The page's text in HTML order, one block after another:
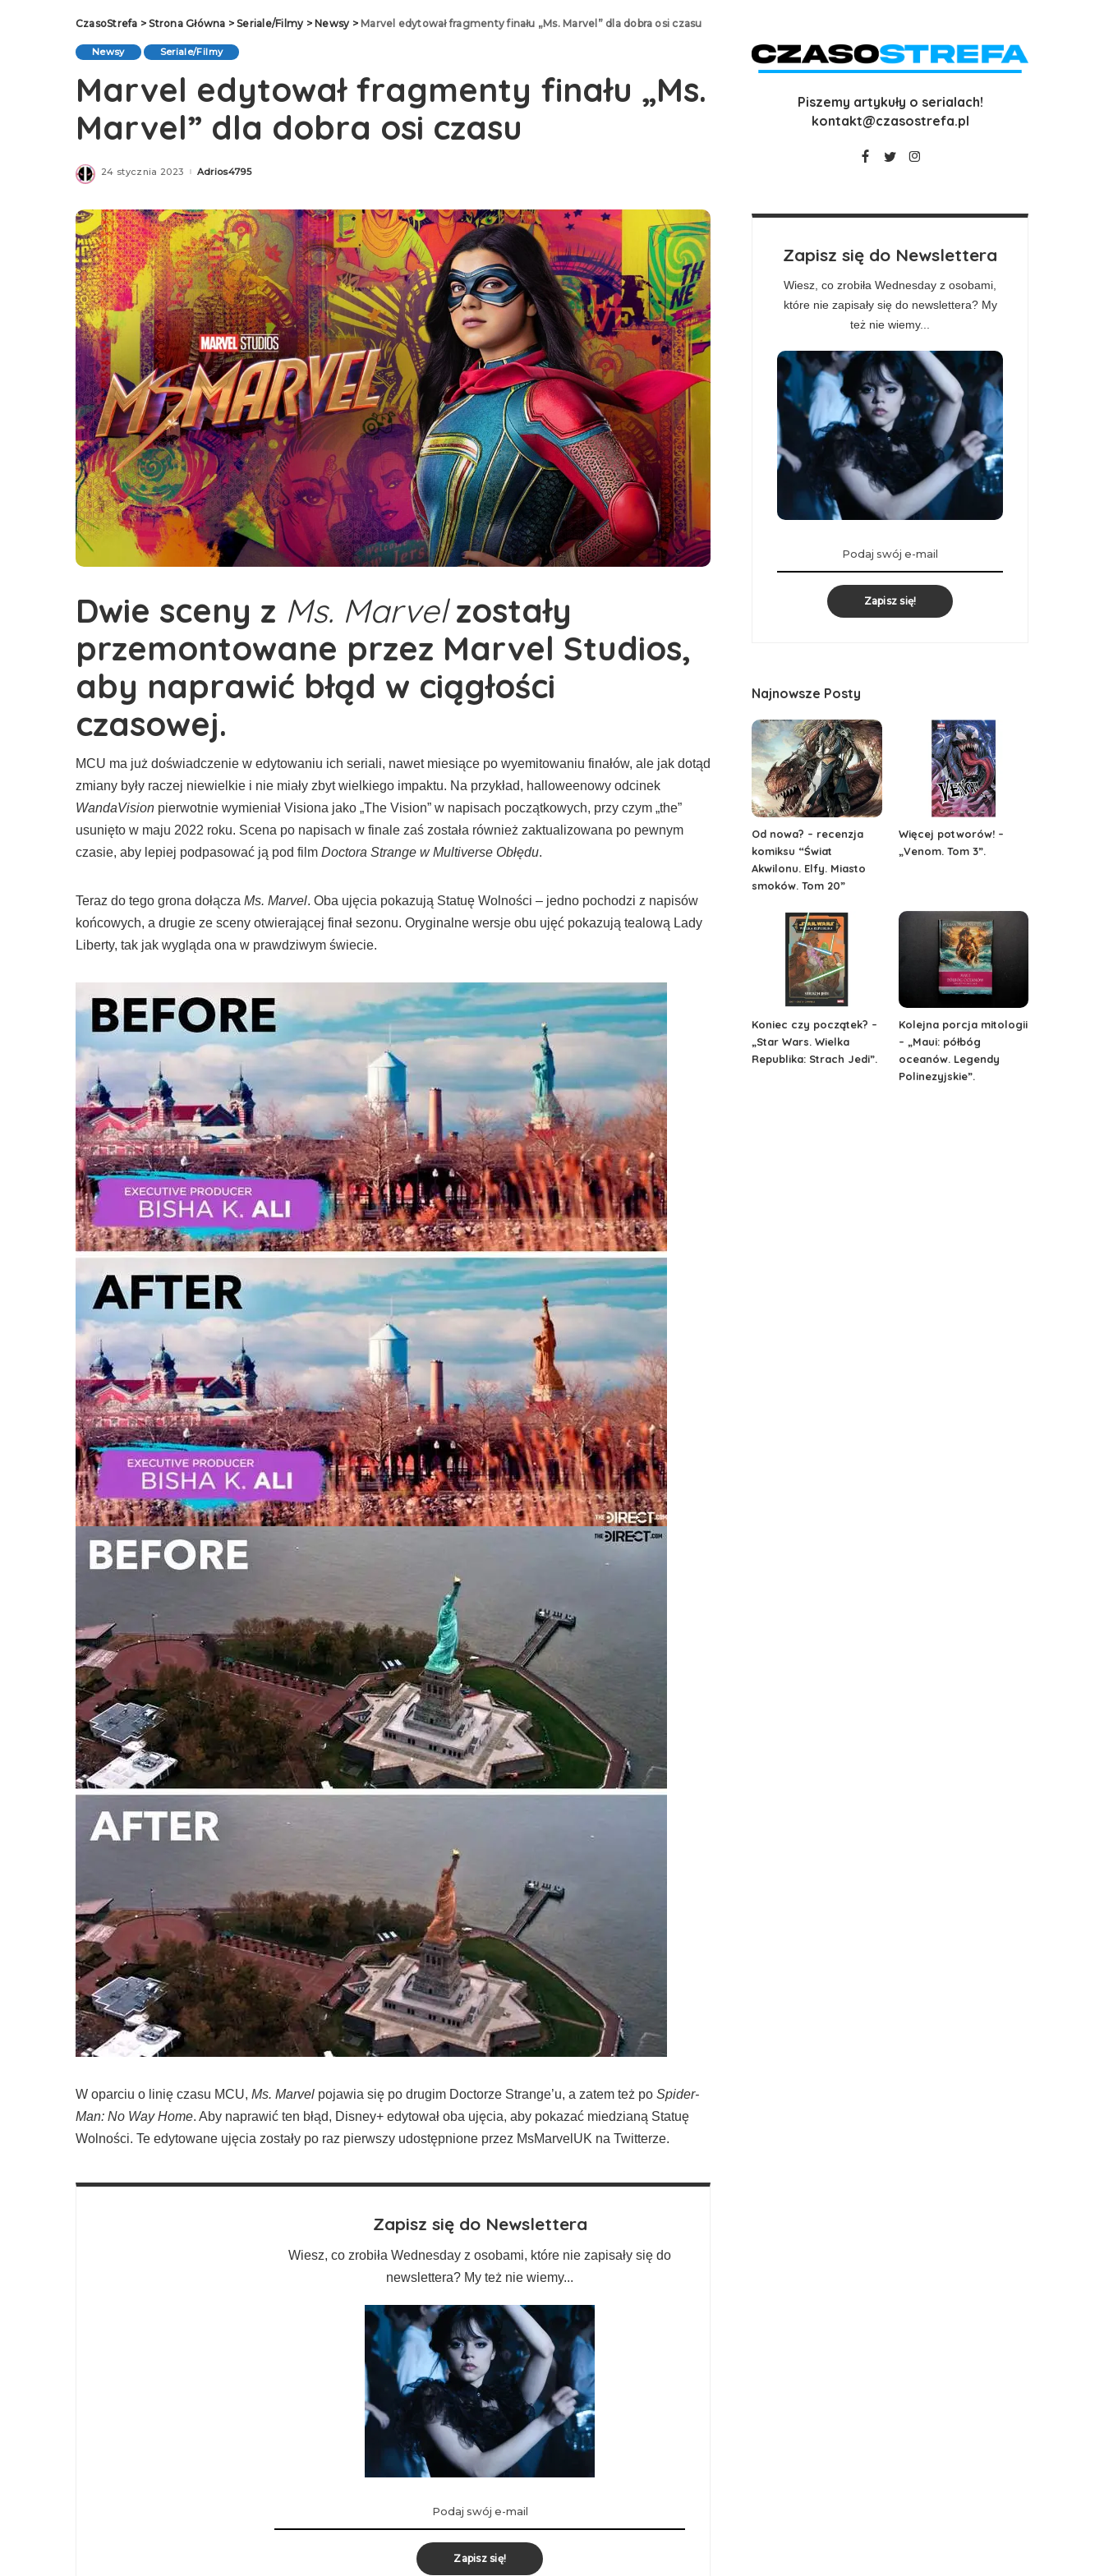
CzasoStrefa >Strona Główna >Seriale/Filmy> Newsy> Marvel edytował fragmenty finału „Ms. Marvel” dla dobra osi czasu
Newsy Seriale/Filmy
Marvel edytował fragmenty finału „Ms.
Marvel” dla dobra osi czasu
24 stycznia 2023Posted
Adrios4795
Dwie sceny z Ms. Marvelzostały
przemontowane przez Marvel Studios,
aby naprawić błąd w ciągłości
czasowej.
MCU ma już doświadczenie w edytowaniu ich seriali, nawet miesiące po wyemitowaniu finałów, ale jak dotąd
zmiany były raczej niewielkie i nie miały zbyt wielkiego impaktu. Na przykład, halloweenowy odcinek
WandaVision pierwotnie wymieniał Visiona jako „The Vision” w napisach początkowych, przy czym „the”
usunięto w maju 2022 roku. Scena po napisach w finale zaś została również zaktualizowana po pewnym
czasie, aby lepiej podpasować ją pod film Doctora Strange w Multiverse Obłędu.
Teraz do tego grona dołącza Ms. Marvel. Oba ujęcia pokazują Statuę Wolności – jedno pochodzi z napisów
końcowych, a drugie ze sceny otwierającej finał sezonu. Oryginalne wersje obu ujęć pokazują tealową Lady
Liberty, tak jak wygląda ona w prawdziwym świecie.
W oparciu o linię czasu MCU, Ms. Marvel pojawia się po drugim Doctorze Strange’u, a zatem też po Spider-
Man: No Way Home. Aby naprawić ten błąd, Disney+ edytował oba ujęcia, aby pokazać miedzianą Statuę
Wolności. Te edytowane ujęcia zostały po raz pierwszy udostępnione przez MsMarvelUK na Twitterze.
Zapisz się do Newslettera
Wiesz, co zrobiła Wednesday z osobami, które nie zapisały się do
newslettera? My też nie wiemy...
Zapisz się!
Piszemy artykuły o serialach!
kontakt@czasostrefa.pl
Zapisz się do Newslettera
Wiesz, co zrobiła Wednesday z osobami,
które nie zapisały się do newslettera? My
też nie wiemy...
Zapisz się!
Najnowsze Posty
Od nowa? – recenzja
komiksu “Świat
Akwilonu. Elfy. Miasto
smoków. Tom 20”
Więcej potworów! –
„Venom. Tom 3”.
Koniec czy początek? –
„Star Wars. Wielka
Republika: Strach Jedi”.
Kolejna porcja mitologii
– „Maui: półbóg
oceanów. Legendy
Polinezyjskie”.